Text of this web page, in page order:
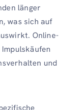
länger
was sich auf
Online-
und